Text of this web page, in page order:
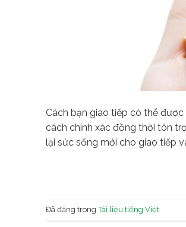
Cách bạn giao tiếp có thể
cách chính xác đồng thời tôn
lại sức sống mới cho giao tiếp
Đã đăng trongTài liệu tiếng Việt